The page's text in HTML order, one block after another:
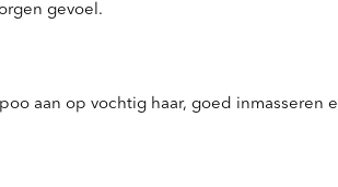
gevoel.
aan op vochtig haar, goed inmasseren